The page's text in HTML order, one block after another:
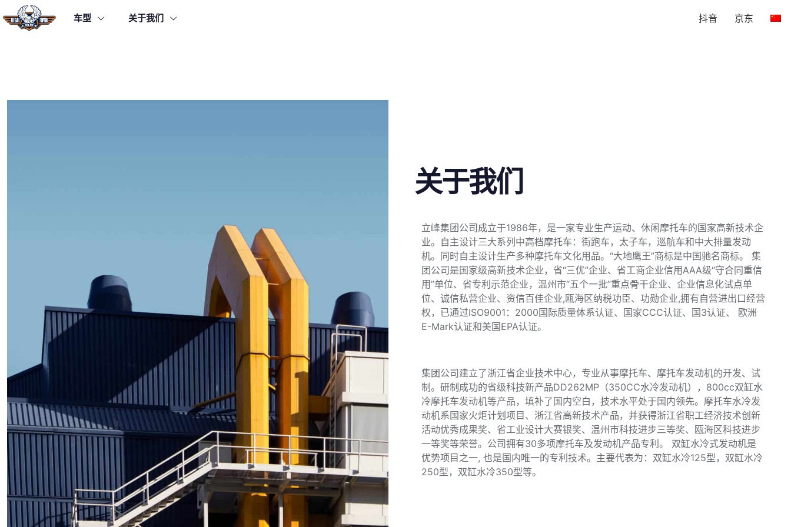
车型 关于我们 抖音 京东
关于我们
立峰集团公司成立于1986年，是一家专业生产运动、休闲摩托车的国家高新技术企
业。自主设计三大系列中高档摩托车：街跑车，太子车，巡航车和中大排量发动
机。同时自主设计生产多种摩托车文化用品。“大地鹰王”商标是中国驰名商标。 集
团公司是国家级高新技术企业，省“三优”企业、省工商企业信用AAA级“守合同重信
用”单位、省专利示范企业，温州市“五个一批”重点骨干企业、企业信息化试点单
位、诚信私营企业、资信百佳企业,瓯海区纳税功臣、功勋企业,拥有自营进出口经营
权，已通过ISO9001：2000国际质量体系认证、国家CCC认证、国3认证、 欧洲
E-Mark认证和美国EPA认证。
集团公司建立了浙江省企业技术中心，专业从事摩托车、摩托车发动机的开发、试
制。研制成功的省级科技新产品DD262MP（350CC水冷发动机），800cc双缸水
冷摩托车发动机等产品，填补了国内空白，技术水平处于国内领先。摩托车水冷发
动机系国家火炬计划项目、浙江省高新技术产品，并获得浙江省职工经济技术创新
活动优秀成果奖、省工业设计大赛银奖、温州市科技进步三等奖、瓯海区科技进步
一等奖等荣誉。公司拥有30多项摩托车及发动机产品专利。 双缸水冷式发动机是
优势项目之一, 也是国内唯一的专利技术。主要代表为：双缸水冷125型，双缸水冷
250型，双缸水冷350型等。